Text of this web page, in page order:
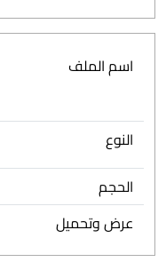
اسم الملف
النوع
الحجم
عرض وتحميل